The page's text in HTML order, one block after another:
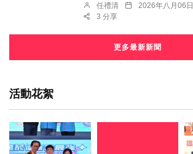
任禮清 2026年八月06日
3 分享
更多最新新聞
活動花絮